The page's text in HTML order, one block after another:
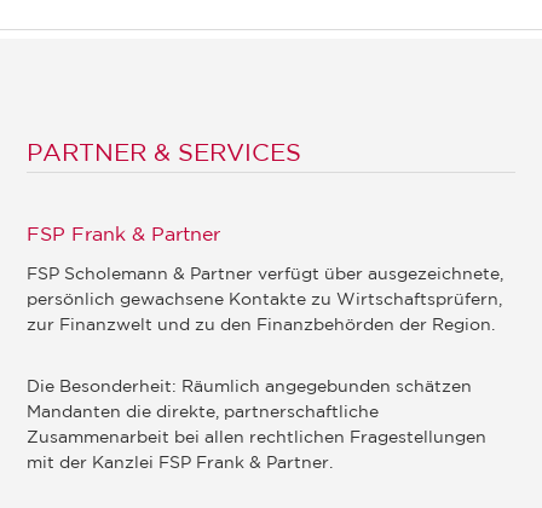
PARTNER & SERVICES
FSP Frank & Partner
FSP Scholemann & Partner verfügt über ausgezeichnete,
persönlich gewachsene Kontakte zu Wirtschaftsprüfern,
zur Finanzwelt und zu den Finanzbehörden der Region.
Die Besonderheit: Räumlich angegebunden schätzen
Mandanten die direkte, partnerschaftliche
Zusammenarbeit bei allen rechtlichen Fragestellungen
mit der Kanzlei FSP Frank & Partner.